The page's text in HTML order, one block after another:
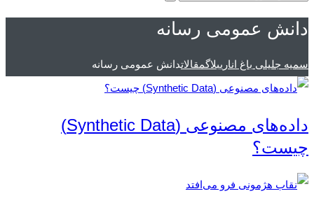
دانش عمومی رسانه
سمیه جلیلی باغ اناریبلاگمقالاتدانش عمومی رسانه
داده‌های مصنوعی (Synthetic Data)
چیست؟